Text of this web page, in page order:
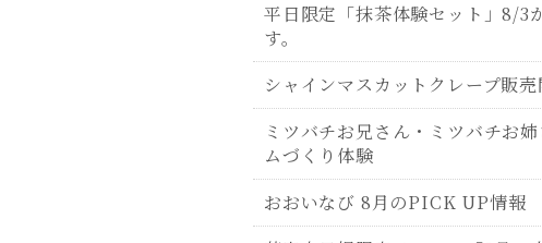
平日限定「抹茶体験セット」8/3
す。
シャインマスカットクレープ販売
ミツバチお兄さん・ミツバチお
ムづくり体験
おおいなび 8月のPICK UP情報